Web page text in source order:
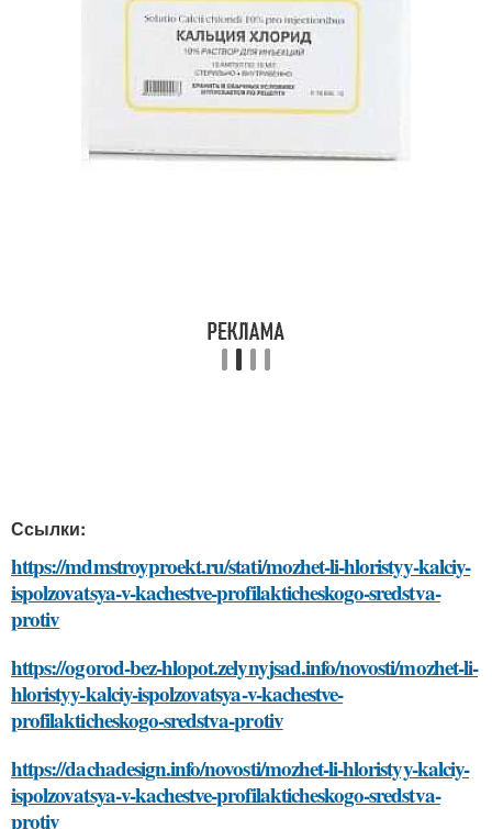
Ссылки:
https://mdmstroyproekt.ru/stati/mozhet-li-hloristyy-kalciy-
ispolzovatsya-v-kachestve-profilakticheskogo-sredstva-
protiv
https://ogorod-bez-hlopot.zelynyjsad.info/novosti/mozhet-li-
hloristyy-kalciy-ispolzovatsya-v-kachestve-
profilakticheskogo-sredstva-protiv
https://dachadesign.info/novosti/mozhet-li-hloristyy-kalciy-
ispolzovatsya-v-kachestve-profilakticheskogo-sredstva-
protiv